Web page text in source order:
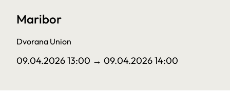
Maribor
Dvorana Union
09.04.2026 13:00 → 09.04.2026 14:00